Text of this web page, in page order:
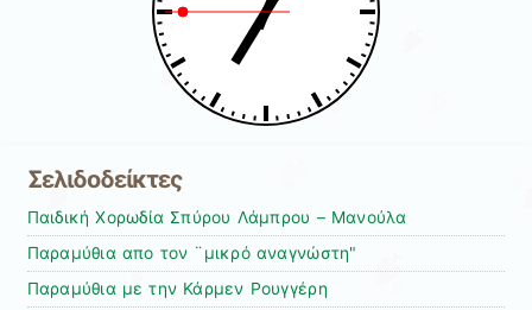
Σελιδοδείκτες
Παιδική Χορωδία Σπύρου Λάμπρου – Μανούλα
Παραμύθια απο τον ¨μικρό αναγνώστη"
Παραμύθια με την Κάρμεν Ρουγγέρη